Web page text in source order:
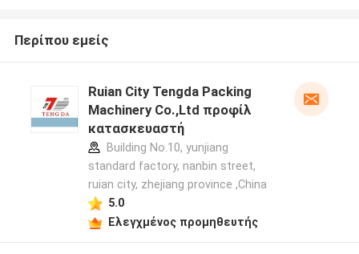
Περίπου εμείς
Ruian City Tengda Packing
Machinery Co.,Ltd προφίλ
κατασκευαστή
Building No.10, yunjiang
standard factory, nanbin street,
ruian city, zhejiang province ,China
5.0
Ελεγχμένος προμηθευτής